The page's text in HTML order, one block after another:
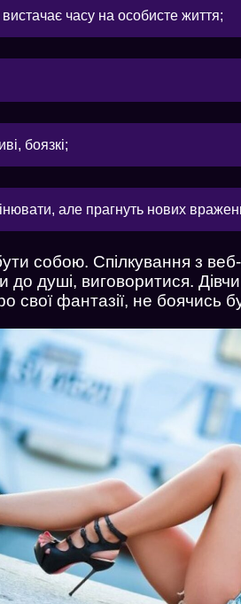
часу на особисте життя;
боязкі;
але прагнуть нових
собою. Спілкування з
душі, виговоритися.
свої фантазії, не боячись